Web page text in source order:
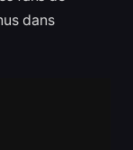
dans